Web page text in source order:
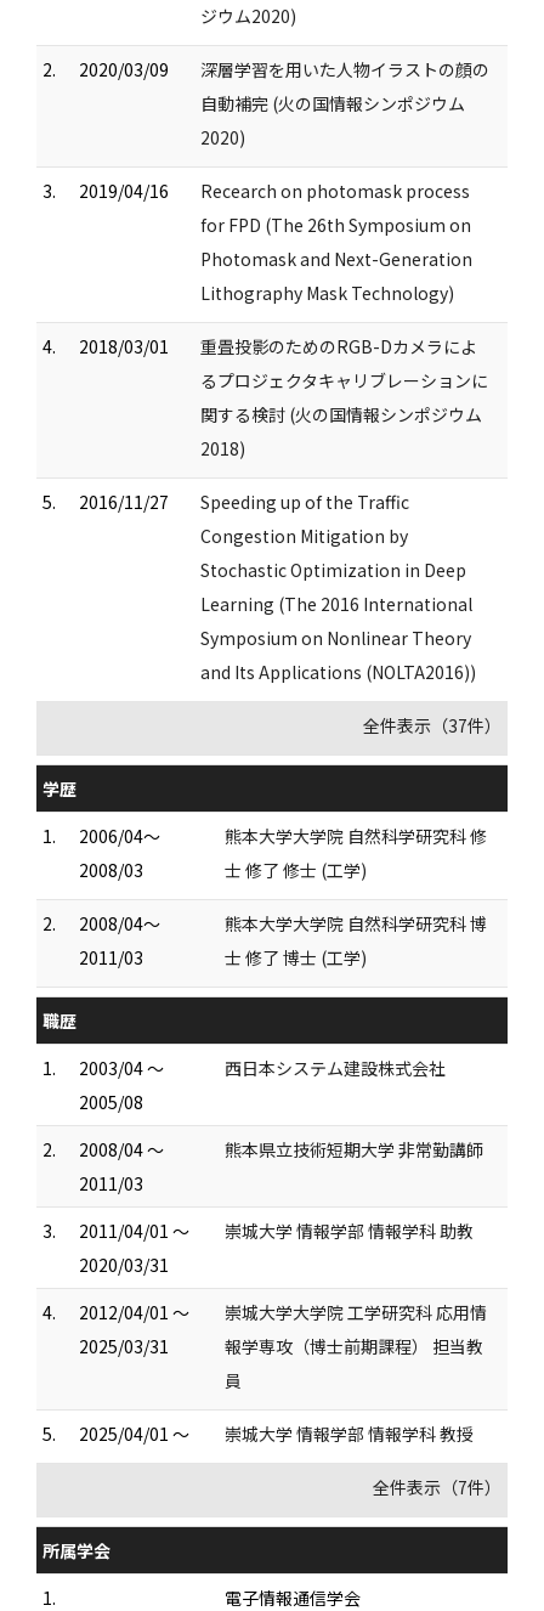
ジウム2020)
2. 2020/03/09
深層学習を用いた人物イラストの顔の
自動補完 (火の国情報シンポジウム
2020)
3. 2019/04/16
Recearch on photomask process
for FPD (The 26th Symposium on
Photomask and Next-Generation
Lithography Mask Technology)
4. 2018/03/01
重畳投影のためのRGB-Dカメラによ
るプロジェクタキャリブレーションに
関する検討 (火の国情報シンポジウム
2018)
5. 2016/11/27
Speeding up of the Traffic
Congestion Mitigation by
Stochastic Optimization in Deep
Learning (The 2016 International
Symposium on Nonlinear Theory
and Its Applications (NOLTA2016))
全件表示（37件）
学歴
1.
2006/04～
2008/03
熊本大学大学院 自然科学研究科 修
士 修了 修士 (工学)
2.
2008/04～
2011/03
熊本大学大学院 自然科学研究科 博
士 修了 博士 (工学)
職歴
1.
2003/04 ～
2005/08
西日本システム建設株式会社
2.
2008/04 ～
2011/03
熊本県立技術短期大学 非常勤講師
3.
2011/04/01 ～
2020/03/31
崇城大学 情報学部 情報学科 助教
4.
2012/04/01 ～
2025/03/31
崇城大学大学院 工学研究科 応用情
報学専攻（博士前期課程） 担当教
員
5. 2025/04/01 ～ 崇城大学 情報学部 情報学科 教授
全件表示（7件）
所属学会
1.
電子情報通信学会